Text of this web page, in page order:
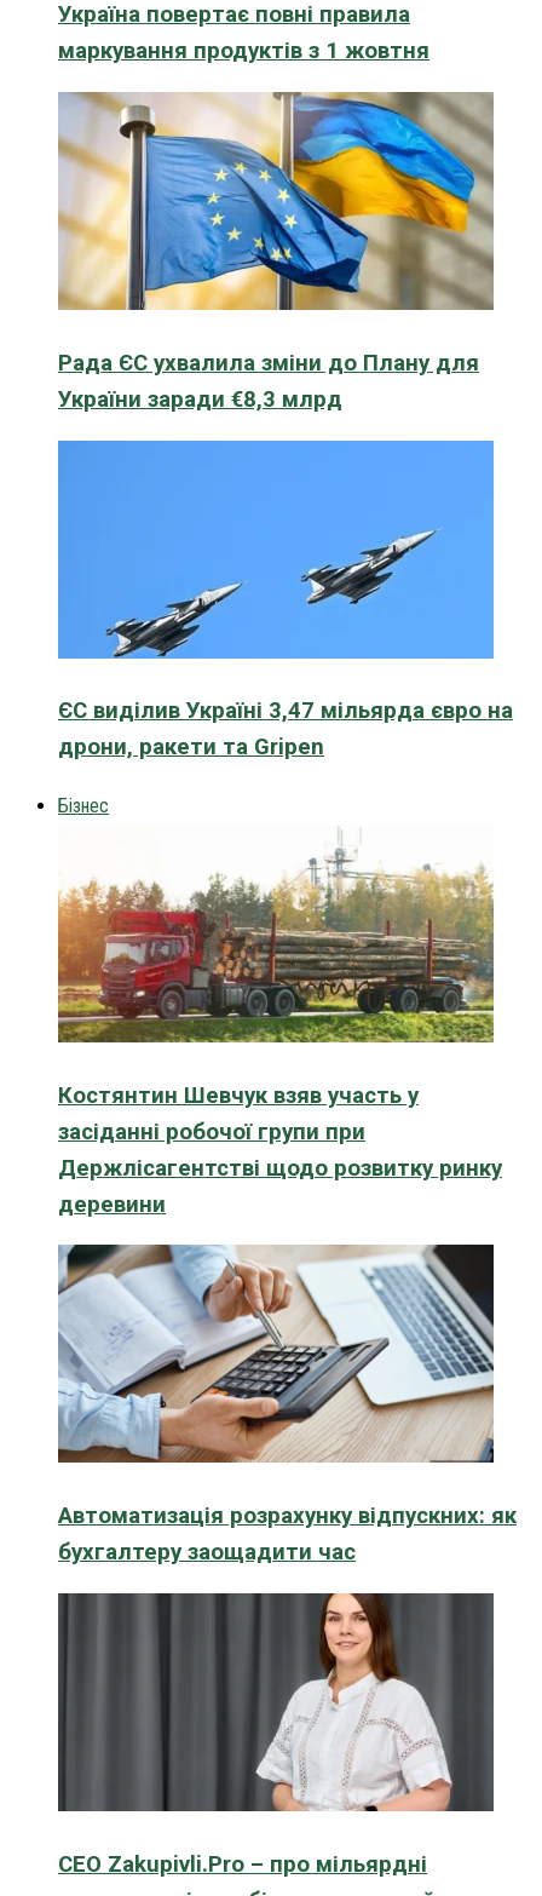
Україна повертає повні правила
маркування продуктів з 1 жовтня
Рада ЄС ухвалила зміни до Плану для
України заради €8,3 млрд
ЄС виділив Україні 3,47 мільярда євро на
дрони, ракети та Gripen
Бізнес
Костянтин Шевчук взяв участь у
засіданні робочої групи при
Держлісагентстві щодо розвитку ринку
деревини
Автоматизація розрахунку відпускних: як
бухгалтеру заощадити час
CEO Zakupivli.Pro – про мільярдні